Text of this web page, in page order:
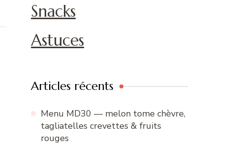
Snacks
Astuces
Articles récents
Menu MD30 — melon tome chèvre,
tagliatelles crevettes & fruits
rouges